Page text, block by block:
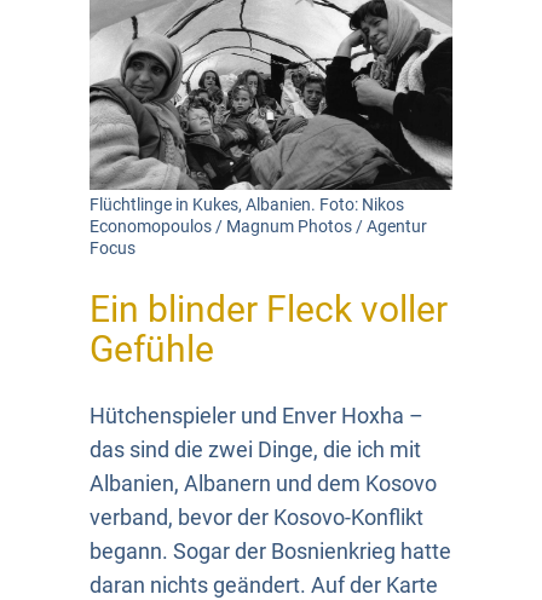
Flüchtlinge in Kukes, Albanien. Foto: Nikos
Economopoulos / Magnum Photos / Agentur
Focus
Ein blinder Fleck voller
Gefühle
Hütchenspieler und Enver Hoxha –
das sind die zwei Dinge, die ich mit
Albanien, Albanern und dem Kosovo
verband, bevor der Kosovo-Konflikt
begann. Sogar der Bosnienkrieg hatte
daran nichts geändert. Auf der Karte